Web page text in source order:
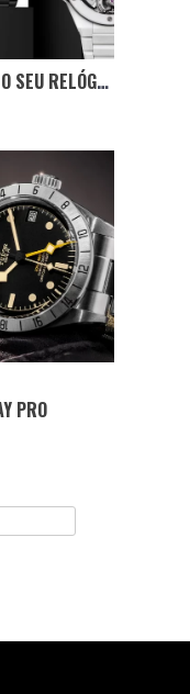
HUBLOT REVELA O SEU RELÓGIO FABRICADO INTEIRAMENTE EM CERÂMICA
PRO